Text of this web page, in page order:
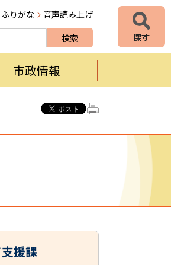
ふりがな 音声読み上げ
市政情報
援課